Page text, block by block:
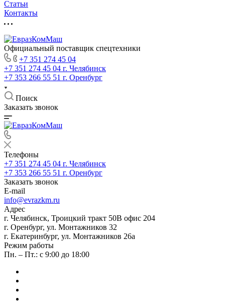
Статьи
Контакты
Официальный поставщик спецтехники
+7 351 274 45 04
+7 351 274 45 04 г. Челябинск
+7 353 266 55 51 г. Оренбург
Поиск
Заказать звонок
Телефоны
+7 351 274 45 04 г. Челябинск
+7 353 266 55 51 г. Оренбург
Заказать звонок
E-mail
info@evrazkm.ru
Адрес
г. Челябинск, Троицкий тракт 50В офис 204
г. Оренбург, ул. Монтажников 32
г. Екатеринбург, ул. Монтажников 26а
Режим работы
Пн. – Пт.: с 9:00 до 18:00